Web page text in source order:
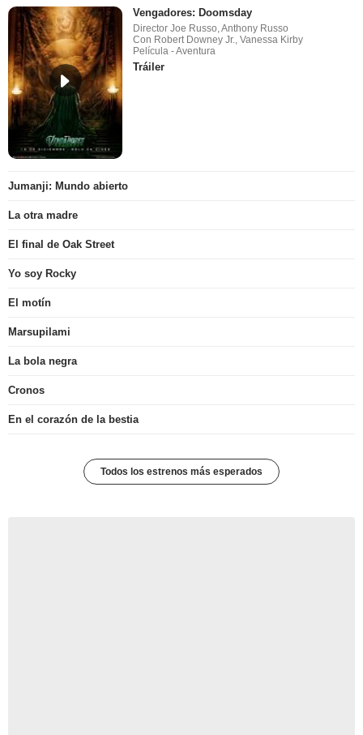
Vengadores: Doomsday
Director Joe Russo, Anthony Russo
Con Robert Downey Jr., Vanessa Kirby
Película - Aventura
Tráiler
Jumanji: Mundo abierto
La otra madre
El final de Oak Street
Yo soy Rocky
El motín
Marsupilami
La bola negra
Cronos
En el corazón de la bestia
Todos los estrenos más esperados